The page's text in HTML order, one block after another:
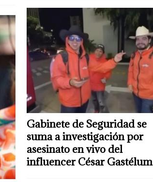
Gabinete de Seguridad se
suma a investigación por
asesinato en vivo del
influencer César Gastélum